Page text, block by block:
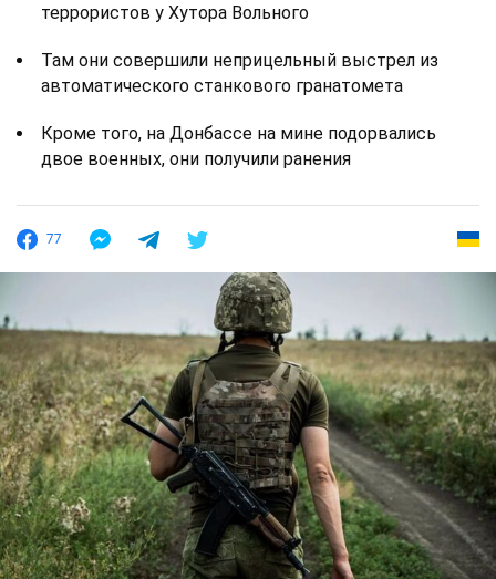
террористов у Хутора Вольного
Там они совершили неприцельный выстрел из
автоматического станкового гранатомета
Кроме того, на Донбассе на мине подорвались
двое военных, они получили ранения
77